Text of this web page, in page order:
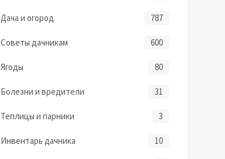
Дача и огород 787
Советы дачникам 600
Ягоды 80
Болезни и вредители 31
Теплицы и парники 3
Инвентарь дачника 10